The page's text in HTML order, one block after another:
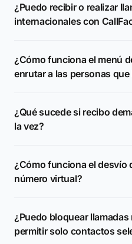
¿Puedo recibir o realizar
internacionales con
¿Cómo funciona el menú
enrutar a las personas que
¿Qué sucede si recibo
la vez?
¿Cómo funciona el desvío
número virtual?
¿Puedo bloquear llamadas
permitir solo contactos